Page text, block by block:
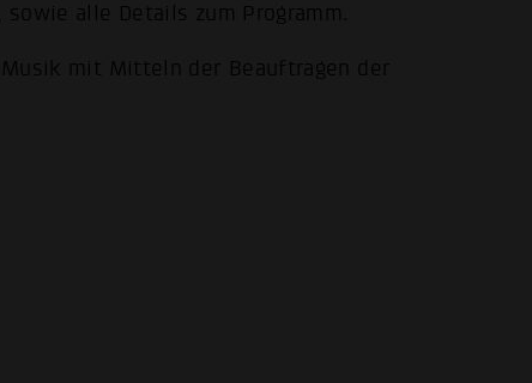
alle Details zum Programm.
mit Mitteln der Beauftragen der